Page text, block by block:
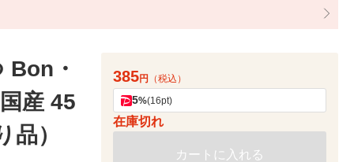
Bon・
産 45
）
385円 （税込）
5%(16pt)
在庫切れ
カートに入れる